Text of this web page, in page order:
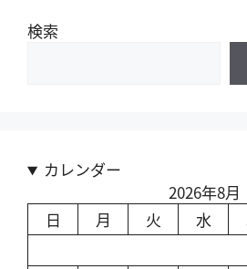
検索
カレンダー
2026年8月
日
月 火 水